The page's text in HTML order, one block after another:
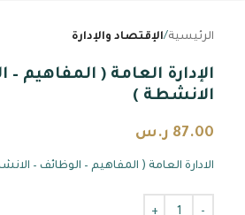
الرئيسية الإقتصاد والإدارة
الإدارة العامة ( المفاهيم –
الانشطة )
87.00 ر.س
الادارة العامة ( المفاهيم – الوظائف –